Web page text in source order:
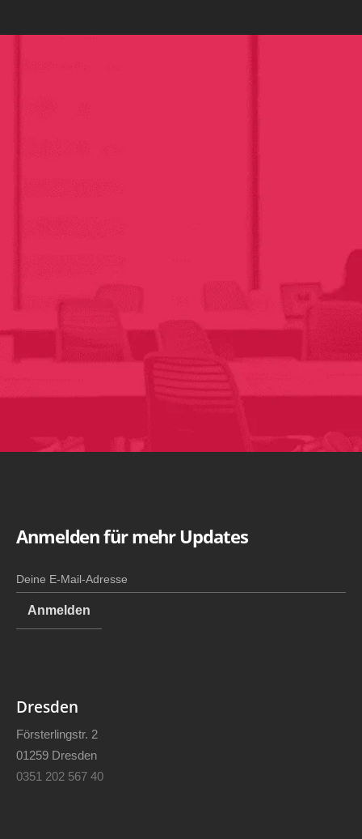
Anmelden für mehr Updates
Dresden
Försterlingstr. 2
01259 Dresden
0351 202 567 40